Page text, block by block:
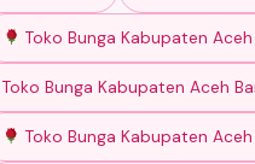
Toko Bunga Kabupaten
Toko Bunga Kabupaten Aceh
Toko Bunga Kabupaten Aceh